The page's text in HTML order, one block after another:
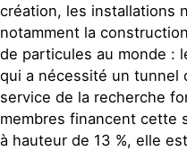
création, les installations
notamment la
de particules au monde :
qui a nécessité un tunnel
service de la recherche
membres financent cette
à hauteur de 13 %, elle